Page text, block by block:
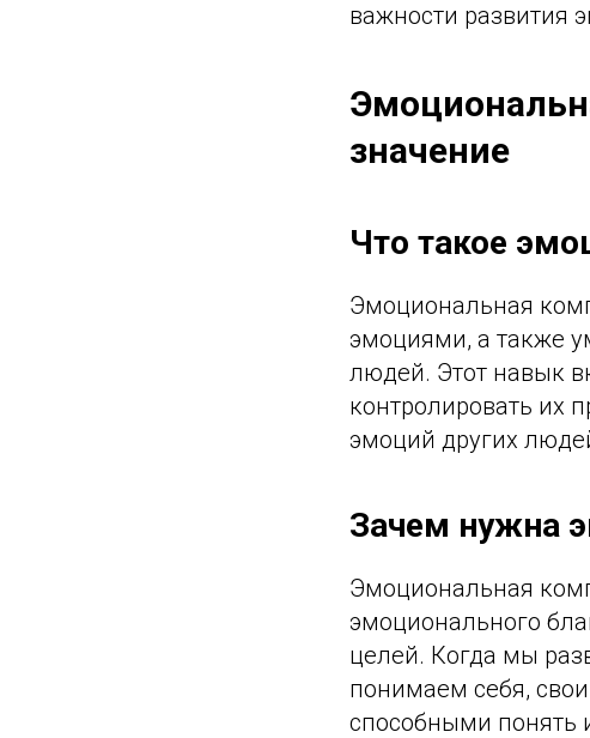
важности развития
значение
Что такое
Эмоциональная
эмоциями, а также
людей. Этот навык
контролировать их
эмоций других
Зачем нужна
Эмоциональная
эмоционального
целей. Когда мы
понимаем себя,
способными понять